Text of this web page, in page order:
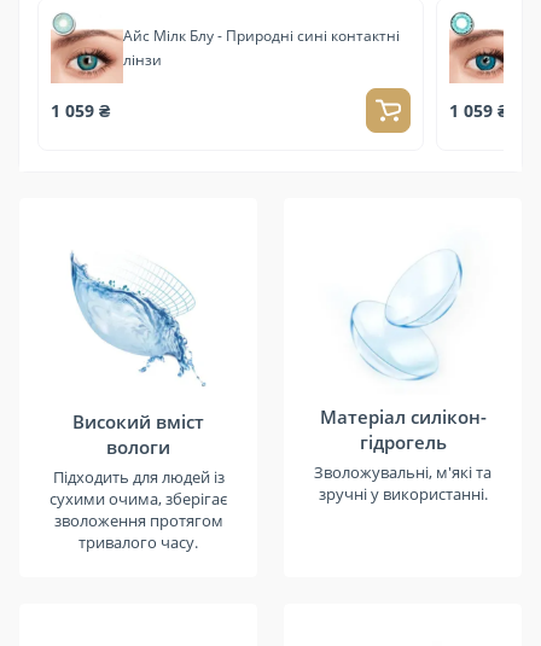
Айс Мілк Блу - Природні сині контактні
лінзи
1 059 ₴ 1 059 ₴
Високий вміст
вологи
Підходить для людей із
сухими очима, зберігає
зволоження протягом
тривалого часу.
Матеріал силікон-
гідрогель
Зволожувальні, м'які та
зручні у використанні.